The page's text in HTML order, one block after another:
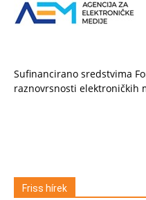
Sufinancirano sredstvima
raznovrsnosti elektroničkih
Friss hírek